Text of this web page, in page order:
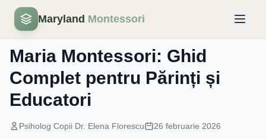
Maryland Montessori
Pedagogie Montessori
Maria Montessori: Ghid
Complet pentru Părinți și
Educatori
Psiholog Copii Dr. Elena Florescu 26 februarie 2026